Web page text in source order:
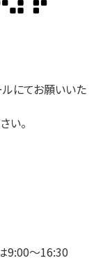
にてお願いいた
い。
9:00〜16:30